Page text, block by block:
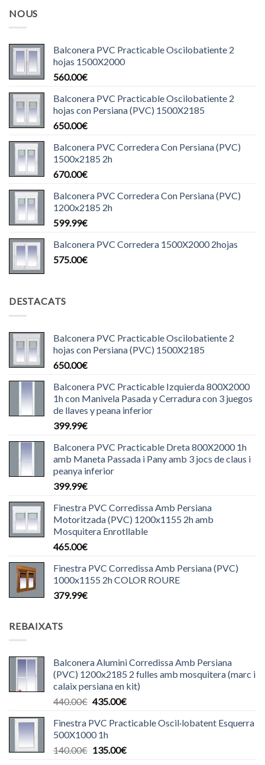
NOUS
Balconera PVC Practicable Oscilobatiente 2
hojas 1500X2000
560.00€
Balconera PVC Practicable Oscilobatiente 2
hojas con Persiana (PVC) 1500X2185
650.00€
Balconera PVC Corredera Con Persiana (PVC)
1500x2185 2h
670.00€
Balconera PVC Corredera Con Persiana (PVC)
1200x2185 2h
599.99€
Balconera PVC Corredera 1500X2000 2hojas
575.00€
DESTACATS
Balconera PVC Practicable Oscilobatiente 2
hojas con Persiana (PVC) 1500X2185
650.00€
Balconera PVC Practicable Izquierda 800X2000
1h con Manivela Pasada y Cerradura con 3 juegos
de llaves y peana inferior
399.99€
Balconera PVC Practicable Dreta 800X2000 1h
amb Maneta Passada i Pany amb 3 jocs de claus i
peanya inferior
399.99€
Finestra PVC Corredissa Amb Persiana
Motoritzada (PVC) 1200x1155 2h amb
Mosquitera Enrotllable
465.00€
Finestra PVC Corredissa Amb Persiana (PVC)
1000x1155 2h COLOR ROURE
379.99€
REBAIXATS
Balconera Alumini Corredissa Amb Persiana
(PVC) 1200x2185 2 fulles amb mosquitera (marc i
calaix persiana en kit)
440.00€ El
original
era:
440.00€.
435.00€El
actual
435.00€.
Finestra PVC Practicable Oscil·lobatent Esquerra
500X1000 1h
140.00€ El
135.00€El